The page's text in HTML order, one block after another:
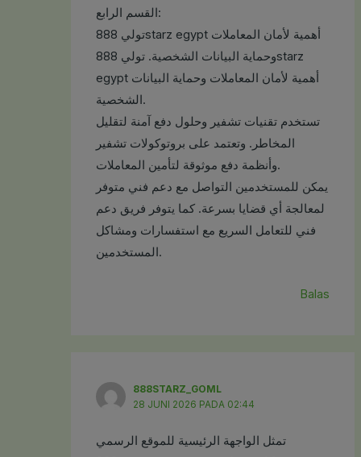
القسم الرابع:
تولي 888starz egypt أهمية لأمان المعاملات
وحماية البيانات الشخصية. تولي 888starz
egypt أهمية لأمان المعاملات وحماية البيانات
الشخصية.
تستخدم تقنيات تشفير وحلول دفع آمنة لتقليل
المخاطر. وتعتمد على بروتوكولات تشفير
وأنظمة دفع موثوقة لتأمين المعاملات.
يمكن للمستخدمين التواصل مع دعم فني متوفر
لمعالجة أي قضايا بسرعة. كما يتوفر فريق دعم
فني للتعامل السريع مع استفسارات ومشاكل
المستخدمين.
Balas
888STARZ_GOML
28 JUNI 2026 PADA 02:44
تمثل الواجهة الرئيسية للموقع الرسمي